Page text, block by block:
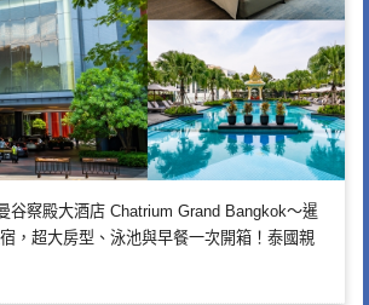
谷察殿大酒店 Chatrium Grand Bangkok～暹
，超大房型、泳池與早餐一次開箱！泰國親